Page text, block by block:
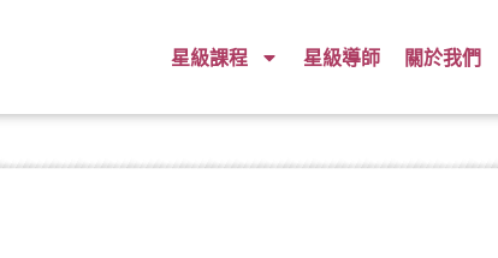
星級課程 星級導師 關於我們